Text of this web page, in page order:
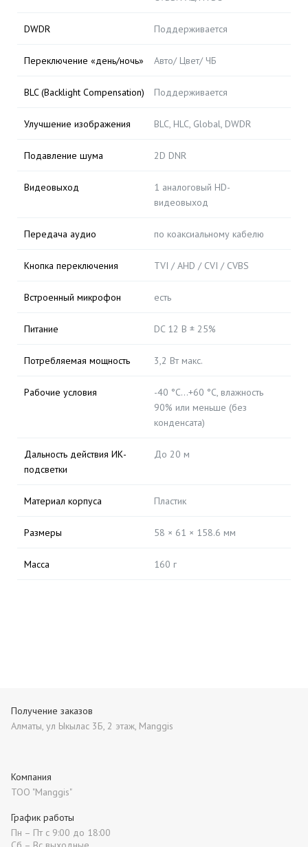
DWDR Поддерживается
Переключение «день/ночь» Авто/ Цвет/ ЧБ
BLC (Backlight Compensation) Поддерживается
Улучшение изображения BLC, HLC, Global, DWDR
Подавление шума 2D DNR
Видеовыход
1 аналоговый HD-
видеовыход
Передача аудио по коаксиальному кабелю
Кнопка переключения TVI / AHD / CVI / CVBS
Встроенный микрофон есть
Питание DC 12 В ± 25%
Потребляемая мощность 3,2 Вт макс.
Рабочие условия
-40 °C…+60 °C, влажность
90% или меньше (без
конденсата)
Дальность действия ИК-
подсветки
До 20 м
Материал корпуса Пластик
Размеры 58 × 61 × 158.6 мм
Масса 160 г
Получение заказов
Алматы, ул Ыкылас 3Б, 2 этаж, Manggis
Компания
ТОО "Manggis"
График работы
Пн – Пт с 9:00 до 18:00